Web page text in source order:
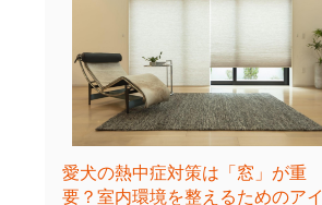
愛犬の熱中症対策は「窓」が重
要？室内環境を整えるためのアイ